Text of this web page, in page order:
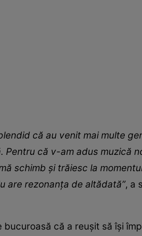
că au venit mai multe
Pentru că v-am adus muzică
schimb și trăiesc la
are rezonanța de altădată”, a
că a reușit să își